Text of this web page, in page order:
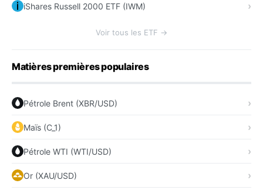
iShares Russell 2000 ETF (IWM)
Voir tous les ETF →
Matières premières populaires
Pétrole Brent (XBR/USD)
Maïs (C_1)
Pétrole WTI (WTI/USD)
Or (XAU/USD)